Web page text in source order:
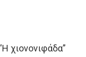
χιονονιφάδα”